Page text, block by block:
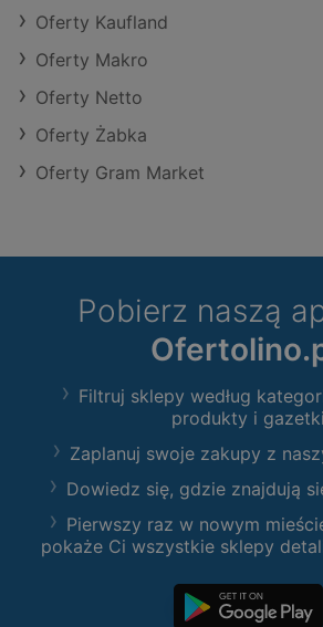
Oferty Kaufland
Oferty Makro
Oferty Netto
Oferty Żabka
Oferty Gram Market
Pobierz naszą
Filtruj sklepy według
produkty i gazetki
Zaplanuj swoje zakupy z
Dowiedz się, gdzie znajdują
Pierwszy raz w nowym
pokaże Ci wszystkie sklepy